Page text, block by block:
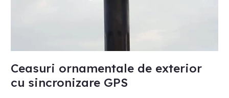
Ceasuri ornamentale de exterior
cu sincronizare GPS